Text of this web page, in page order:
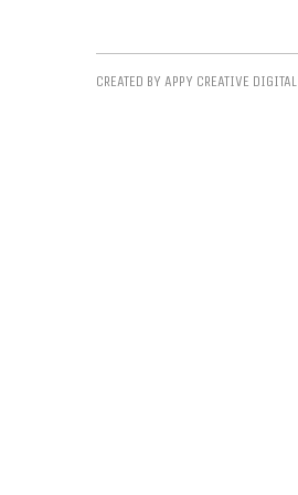
CREATED BY APPY CREATIVE DIGITAL